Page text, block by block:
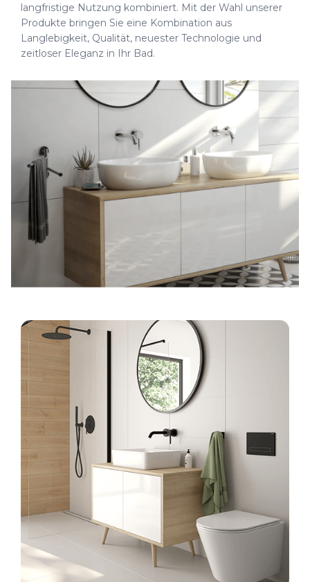
langfristige Nutzung kombiniert. Mit der Wahl unserer
Produkte bringen Sie eine Kombination aus
Langlebigkeit, Qualität, neuester Technologie und
zeitloser Eleganz in Ihr Bad.